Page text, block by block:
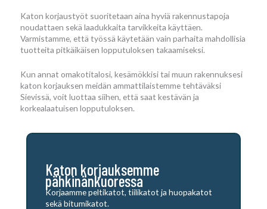
Katon korjaustyöt suoritetaan aina hyviä rakennustapoja
noudattaen sekä laadukkaita tarvikkeita käyttäen.
Varmistamme, että työssä käytetään vain parhaita mahdollisia
tuotteita pitkäikäisen lopputuloksen takaamiseksi.
Kun annat omakotitalosi, kesämökkisi tai muun rakennuksesi
katon korjauksen meidän ammattilaistemme tehtäväksi
Sievissä, voit luottaa siihen, että saat kestävän ja
korkealaatuisen lopputuloksen.
Katon korjauksemme
pähkinänkuoressa
Korjaamme peltikatot, tiilikatot ja huopakatot
sekä bitumikatot.